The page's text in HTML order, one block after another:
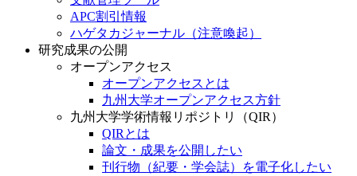
APC割引情報
ハゲタカジャーナル（注意喚起）
研究成果の公開
オープンアクセス
オープンアクセスとは
九州大学オープンアクセス方針
九州大学学術情報リポジトリ（QIR）
QIRとは
論文・成果を公開したい
刊行物（紀要・学会誌）を電子化したい